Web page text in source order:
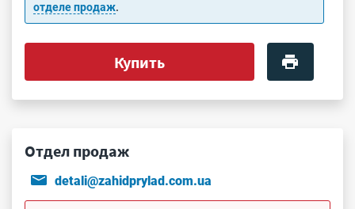
отделе продаж.
Купить
Отдел продаж
detali@zahidprylad.com.ua